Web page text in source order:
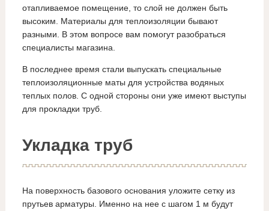
отапливаемое помещение, то слой не должен быть
высоким. Материалы для теплоизоляции бывают
разными. В этом вопросе вам помогут разобраться
специалисты магазина.
В последнее время стали выпускать специальные
теплоизоляционные маты для устройства водяных
теплых полов. С одной стороны они уже имеют выступы
для прокладки труб.
Укладка труб
На поверхность базового основания уложите сетку из
прутьев арматуры. Именно на нее с шагом 1 м будут